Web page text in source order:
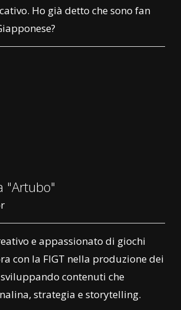
Ho già detto che sono fan
"Artubo"
e appassionato di giochi
con la FIGT nella produzione dei
contenuti che
strategia e storytelling.